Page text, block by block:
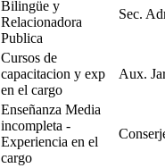
Bilingüe y
Relacionadora
Publica
Sec.
Cursos de
capacitacion y exp
en el cargo
Aux.
Enseñanza Media
incompleta -
Experiencia en el
cargo